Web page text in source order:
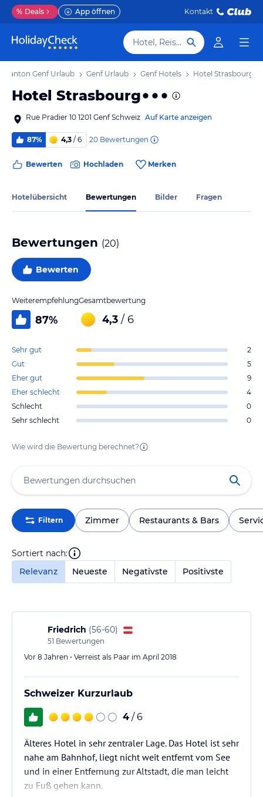
% Deals App öffnen Kontakt
Hotel, Reiseziel
Kanton Genf Urlaub Genf Urlaub Genf Hotels Hotel Strasbourg
Hotel Strasbourg
Rue Pradier 10 1201 Genf Schweiz Auf Karte anzeigen
87% 4,3 / 6 20 Bewertungen
Bewerten Hochladen Merken
Hotelübersicht Bewertungen Bilder Fragen
Bewertungen (20)
Bewerten
Weiterempfehlung
87%
Gesamtbewertung
4,3 / 6
Sehr gut
2
Gut
5
Eher gut
9
Eher schlecht
4
Schlecht
0
Sehr schlecht
0
Wie wird die Bewertung berechnet?
Filtern Zimmer Restaurants & Bars
Sortiert nach:
Relevanz
Neueste Negativste Positivste
Friedrich (56-60)
51 Bewertungen
Vor 8 Jahren • Verreist als Paar im April 2018
Schweizer Kurzurlaub
4 / 6
Älteres Hotel in sehr zentraler Lage. Das Hotel ist sehr
nahe am Bahnhof, liegt nicht weit entfernt vom See
und in einer Entfernung zur Altstadt, die man leicht
zu Fuß gehen kann.